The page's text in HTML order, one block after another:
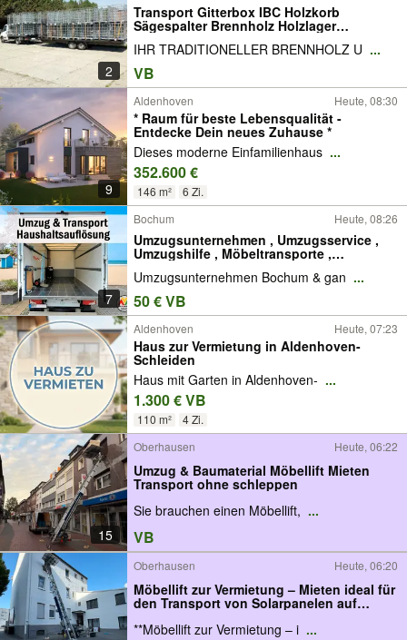
2
Transport Gitterbox IBC Holzkorb
Sägespalter Brennholz Holzlager
Kartoffelkiste Eurokisten
IHR TRADITIONELLER BRENNHOLZ U ...
VB
9
Aldenhoven Heute, 08:30
* Raum für beste Lebensqualität -
Entdecke Dein neues Zuhause *
Dieses moderne Einfamilienhaus ...
352.600 €
146 m² 6 Zi.
7
Bochum Heute, 08:26
Umzugsunternehmen , Umzugsservice ,
Umzugshilfe , Möbeltransporte ,
Transporter , Möbeltransport ,Möbeltaxi ,
Transporte , Haushaltsauflösung ,
Entrümpelung , Entsorgung
Umzugsunternehmen Bochum & gan ...
50 € VB
Aldenhoven Heute, 07:23
Haus zur Vermietung in Aldenhoven-
Schleiden
Haus mit Garten in Aldenhoven- ...
1.300 € VB
110 m² 4 Zi.
15
Oberhausen Heute, 06:22
Umzug & Baumaterial Möbellift Mieten
Transport ohne schleppen
Sie brauchen einen Möbellift, ...
VB
Oberhausen Heute, 06:20
Möbellift zur Vermietung – Mieten ideal für
den Transport von Solarpanelen auf
Dächer & Gerüste
**Möbellift zur Vermietung – i ...